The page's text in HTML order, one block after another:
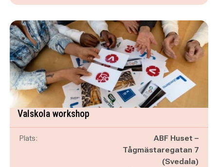
Valskola workshop
Plats:
ABF Huset –
Tågmästaregatan 7
(Svedala)